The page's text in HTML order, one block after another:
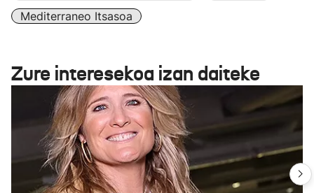
Mediterraneo Itsasoa
Zure interesekoa izan daiteke